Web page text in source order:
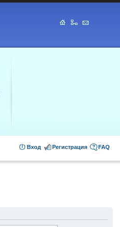
FAQ
Регистрация
Вход